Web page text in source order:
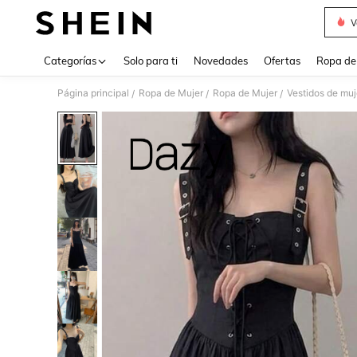
Categorías Solo para ti Novedades Ofertas Ropa
Página principal / Ropa de Mujer / Ropa de Mujer / Vestidos de